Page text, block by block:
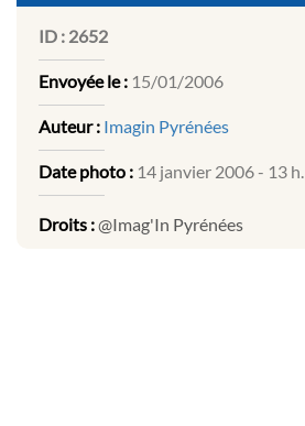
ID : 2652
Envoyée le : 15/01/2006
Auteur : Imagin Pyrénées
Date photo : 14 janvier 2006 - 13 h.
Droits :@Imag'In Pyrénées